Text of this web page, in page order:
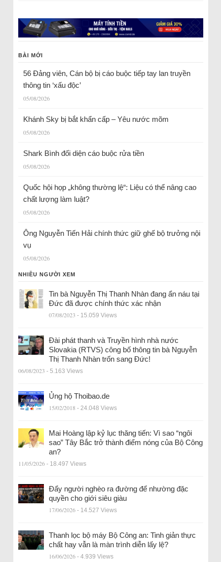
BÀI MỚI
56 Đảng viên, Cán bộ bị cáo buộc tiếp tay lan truyền
thông tin ‘xấu độc’
05/08/2026
Khánh Sky bị bắt khẩn cấp – Yêu nước mõm
05/08/2026
Shark Bình đối diện cáo buộc rửa tiền
05/08/2026
Quốc hội họp „không thường lệ“: Liệu có thể nâng cao
chất lượng làm luật?
05/08/2026
Ông Nguyễn Tiến Hải chính thức giữ ghế bộ trưởng nội
vụ
05/08/2026
NHIỀU NGƯỜI XEM
Tin bà Nguyễn Thị Thanh Nhàn đang ẩn náu tại
Đức đã được chính thức xác nhận
07/08/2023 - 15.059 Views
Đài phát thanh và Truyền hình nhà nước
Slovakia (RTVS) công bố thông tin bà Nguyễn
Thị Thanh Nhàn trốn sang Đức!
06/08/2023 - 5.163 Views
Ủng hộ Thoibao.de
15/02/2018 - 24.048 Views
Mai Hoàng lập kỷ lục thăng tiến: Vì sao “ngôi
sao” Tây Bắc trở thành điểm nóng của Bộ Công
an?
11/05/2026 - 18.497 Views
Đẩy người nghèo ra đường để nhường đặc
quyền cho giới siêu giàu
17/06/2026 - 14.527 Views
Thanh lọc bộ máy Bộ Công an: Tinh giản thực
chất hay vẫn là màn trình diễn lấy lệ?
16/06/2026 - 4.939 Views